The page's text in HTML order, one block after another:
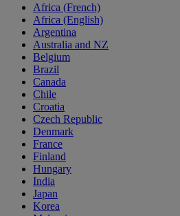
Africa (French)
Africa (English)
Argentina
Australia and NZ
Belgium
Brazil
Canada
Chile
Croatia
Czech Republic
Denmark
France
Finland
Hungary
India
Japan
Korea